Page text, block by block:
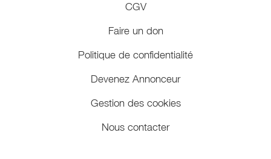
CGV
Faire un don
Politique de confidentialité
Devenez Annonceur
Gestion des cookies
Nous contacter